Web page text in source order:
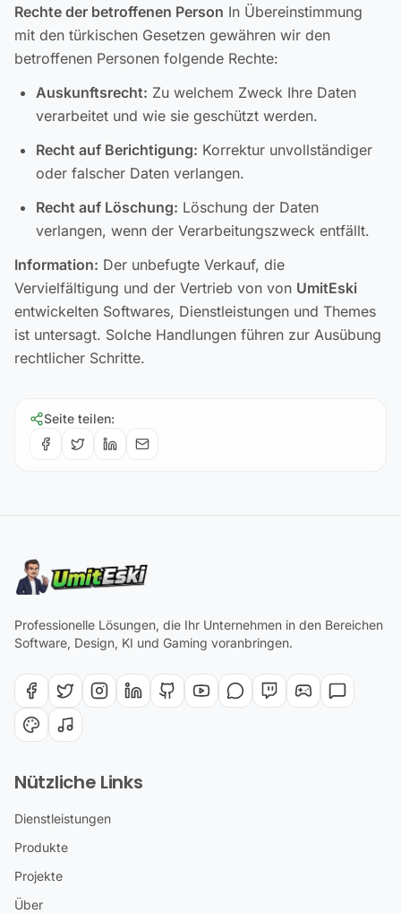
Rechte der betroffenen Person In Übereinstimmung
mit den türkischen Gesetzen gewähren wir den
betroffenen Personen folgende Rechte:
Auskunftsrecht: Zu welchem Zweck Ihre Daten
verarbeitet und wie sie geschützt werden.
Recht auf Berichtigung: Korrektur unvollständiger
oder falscher Daten verlangen.
Recht auf Löschung: Löschung der Daten
verlangen, wenn der Verarbeitungszweck entfällt.
Information: Der unbefugte Verkauf, die
Vervielfältigung und der Vertrieb von von UmitEski
entwickelten Softwares, Dienstleistungen und Themes
ist untersagt. Solche Handlungen führen zur Ausübung
rechtlicher Schritte.
Seite teilen:
Professionelle Lösungen, die Ihr Unternehmen in den Bereichen
Software, Design, KI und Gaming voranbringen.
Nützliche Links
Dienstleistungen
Produkte
Projekte
Über